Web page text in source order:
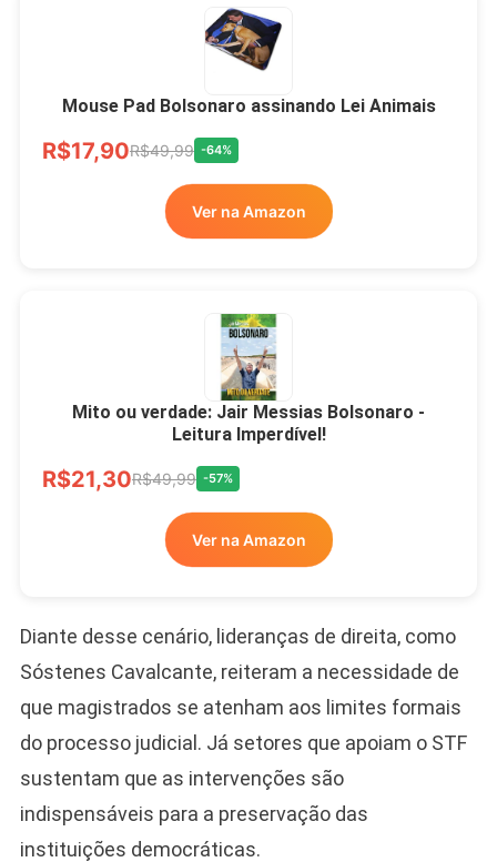
Mouse Pad Bolsonaro assinando Lei Animais
R$17,90R$49,99 -64%
Ver na Amazon
Mito ou verdade: Jair Messias Bolsonaro -
Leitura Imperdível!
R$21,30R$49,99 -57%
Ver na Amazon
Diante desse cenário, lideranças de direita, como
Sóstenes Cavalcante, reiteram a necessidade de
que magistrados se atenham aos limites formais
do processo judicial. Já setores que apoiam o STF
sustentam que as intervenções são
indispensáveis para a preservação das
instituições democráticas.